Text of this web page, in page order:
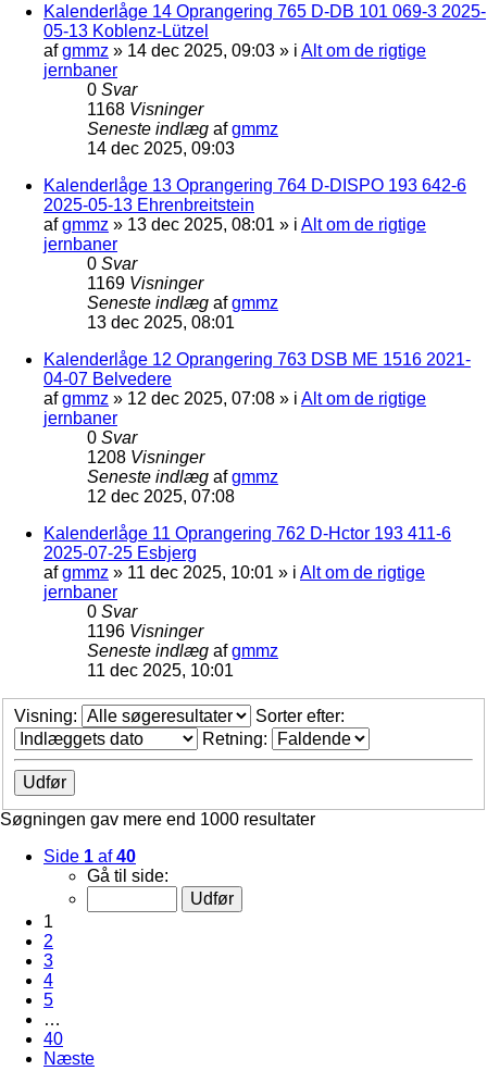
Kalenderlåge 14 Oprangering 765 D-DB 101 069-3 2025-
05-13 Koblenz-Lützel
afgmmz » 14 dec 2025, 09:03 » i Alt om de rigtige
jernbaner
0 Svar
1168 Visninger
Seneste indlæg afgmmz
14 dec 2025, 09:03
Kalenderlåge 13 Oprangering 764 D-DISPO 193 642-6
2025-05-13 Ehrenbreitstein
afgmmz » 13 dec 2025, 08:01 » i Alt om de rigtige
jernbaner
0 Svar
1169 Visninger
Seneste indlæg afgmmz
13 dec 2025, 08:01
Kalenderlåge 12 Oprangering 763 DSB ME 1516 2021-
04-07 Belvedere
afgmmz » 12 dec 2025, 07:08 » i Alt om de rigtige
jernbaner
0 Svar
1208 Visninger
Seneste indlæg afgmmz
12 dec 2025, 07:08
Kalenderlåge 11 Oprangering 762 D-Hctor 193 411-6
2025-07-25 Esbjerg
afgmmz » 11 dec 2025, 10:01 » i Alt om de rigtige
jernbaner
0 Svar
1196 Visninger
Seneste indlæg afgmmz
11 dec 2025, 10:01
Visning:
Sorter efter:
Retning:
Søgningen gav mere end 1000 resultater
Side 1 af40
Gå til side:
1
2
3
4
5
…
40
Næste